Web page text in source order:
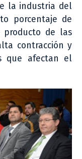
la industria del
porcentaje de
producto de las
contracción y
que afectan el